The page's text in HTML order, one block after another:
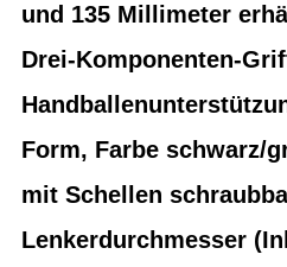
und 135 Millimeter
Drei-Komponenten-
Form, Farbe schwarz/
mit Schellen
Lenkerdurchmesser